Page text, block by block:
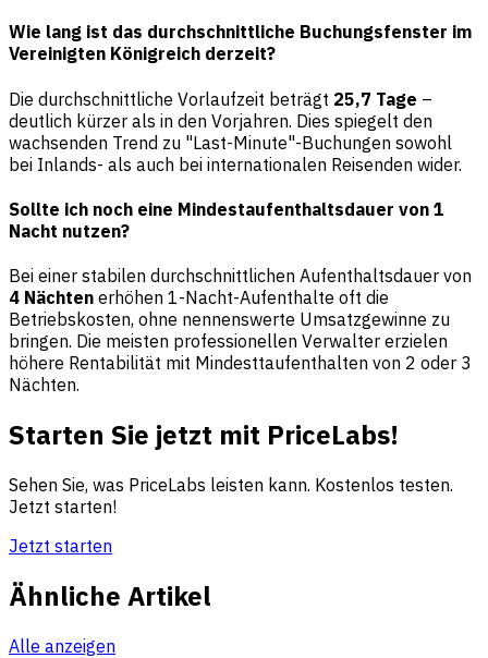
Wie lang ist das durchschnittliche Buchungsfenster im
Vereinigten Königreich derzeit?
Die durchschnittliche Vorlaufzeit beträgt 25,7 Tage –
deutlich kürzer als in den Vorjahren. Dies spiegelt den
wachsenden Trend zu "Last-Minute"-Buchungen sowohl
bei Inlands- als auch bei internationalen Reisenden wider.
Sollte ich noch eine Mindestaufenthaltsdauer von 1
Nacht nutzen?
Bei einer stabilen durchschnittlichen Aufenthaltsdauer von
4 Nächten erhöhen 1-Nacht-Aufenthalte oft die
Betriebskosten, ohne nennenswerte Umsatzgewinne zu
bringen. Die meisten professionellen Verwalter erzielen
höhere Rentabilität mit Mindesttaufenthalten von 2 oder 3
Nächten.
Starten Sie jetzt mit PriceLabs!
Sehen Sie, was PriceLabs leisten kann. Kostenlos testen.
Jetzt starten!
Jetzt starten
Ähnliche Artikel
Alle anzeigen